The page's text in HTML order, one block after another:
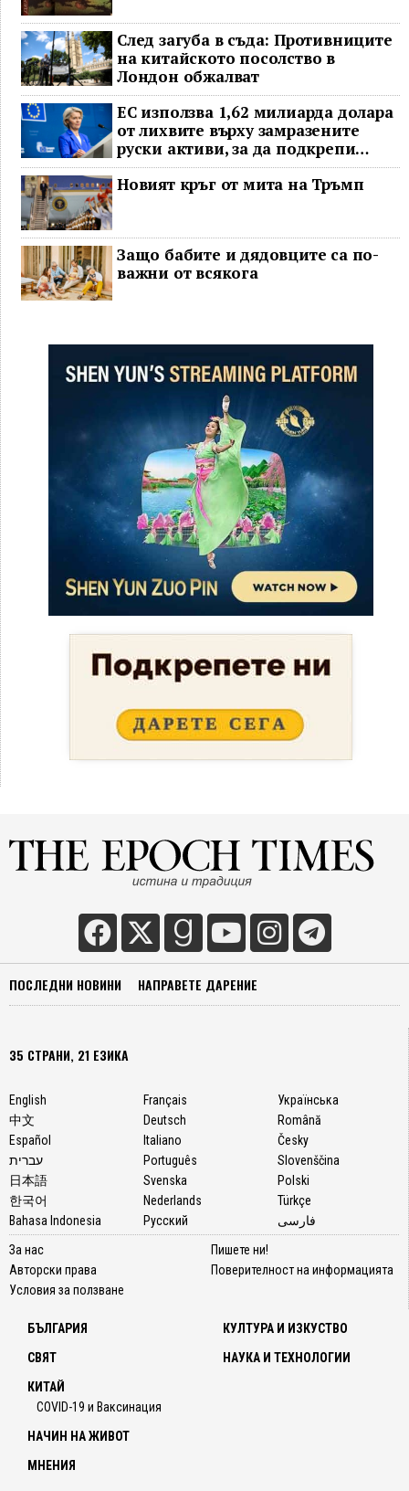
След загуба в съда: Противниците
на китайското посолство в
Лондон обжалват
ЕС използва 1,62 милиарда долара
от лихвите върху замразените
руски активи, за да подкрепи
Украйна
Новият кръг от мита на Тръмп
Защо бабите и дядовците са по-
важни от всякога
ПОСЛЕДНИ НОВИНИ НАПРАВЕТЕ ДАРЕНИЕ
35 СТРАНИ, 21 ЕЗИКА
English
中文
Español
עברית
日本語
한국어
Bahasa Indonesia
Français
Deutsch
Italiano
Português
Svenska
Nederlands
Русский
Українська
Română
Česky
Slovenščina
Polski
Türkçe
فارسی
За нас
Авторски права
Условия за ползване
Пишете ни!
Поверителност на информацията
БЪЛГАРИЯ
СВЯТ
КИТАЙ
COVID-19 и Ваксинация
КУЛТУРА И ИЗКУСТВО
НАУКА И ТЕХНОЛОГИИ
НАЧИН НА ЖИВОТ
МНЕНИЯ